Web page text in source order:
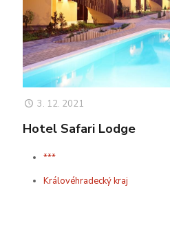
3. 12. 2021
Hotel Safari Lodge
***
Královéhradecký kraj